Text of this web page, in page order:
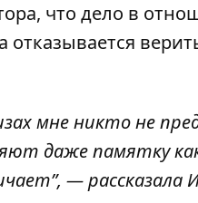
что дело в
мне никто не
даже памятку
— рассказала